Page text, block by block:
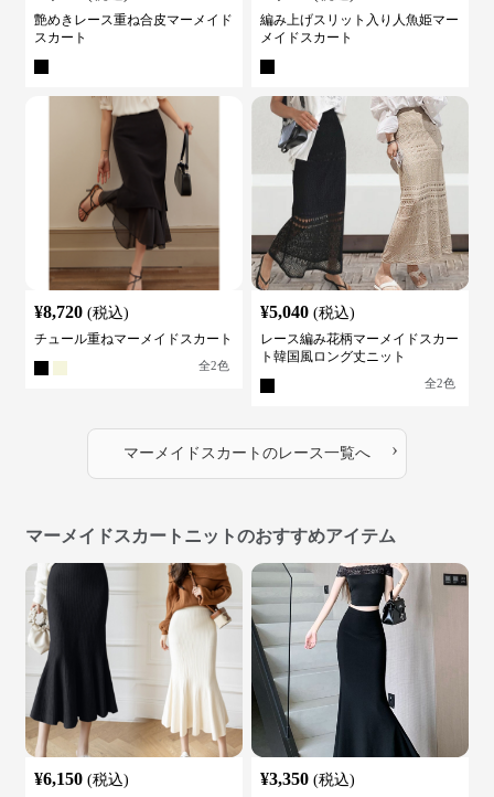
艶めきレース重ね合皮マーメイド
スカート
編み上げスリット入り人魚姫マー
メイドスカート
¥8,720 (税込)
チュール重ねマーメイドスカート
全2色
¥5,040 (税込)
レース編み花柄マーメイドスカー
ト韓国風ロング丈ニット
全2色
マーメイドスカート のレース一覧へ ›
マーメイドスカートニットのおすすめアイテム
¥6,150 (税込) ¥3,350 (税込)